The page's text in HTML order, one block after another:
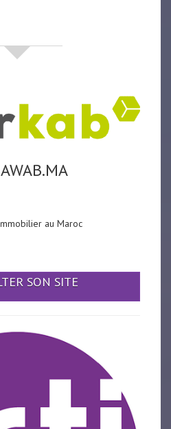
au Maroc
SON SITE